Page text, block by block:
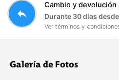
reply
Cambio y devolución
Durante 30 días
Ver términos y
Galería de Fotos